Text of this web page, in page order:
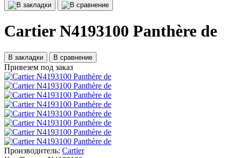
Cartier N4193100 Panthère de
В закладки В сравнение
Привезем под заказ
Производитель: Cartier